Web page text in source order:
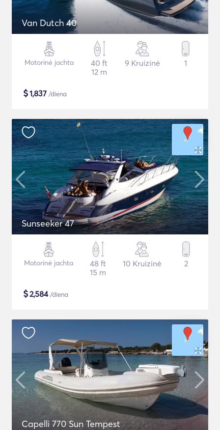
Van Dutch 40
Motorinė jachta
40 ft
12 m
9 Kruizinė 1
$1,837 /diena
Sunseeker 47
Motorinė jachta
48 ft
15 m
10 Kruizinė 2
$2,584/diena
Capelli 770 Sun Tempest